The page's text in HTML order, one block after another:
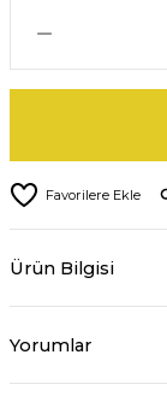
Ürün Bilgisi
Yorumlar